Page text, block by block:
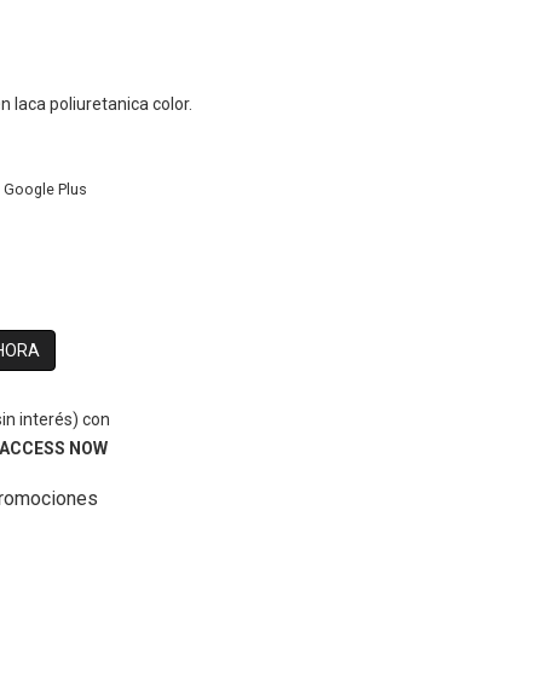
laca poliuretanica color.
Google Plus
interés) con
NOW